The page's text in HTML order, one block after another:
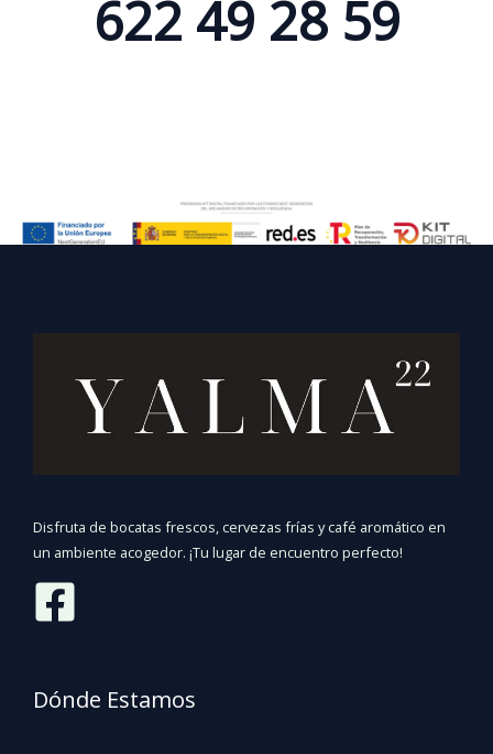
622 49 28 59
Disfruta de bocatas frescos, cervezas frías y café aromático en
un ambiente acogedor. ¡Tu lugar de encuentro perfecto!
Dónde Estamos